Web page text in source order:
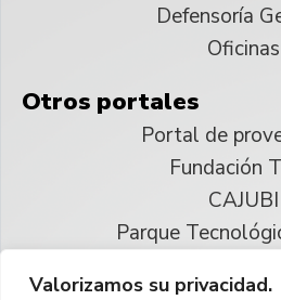
Valorizamos su privacidad.
Defensoría
Oficinas
Otros portales
Portal de
Fundación
CAJUBI
Parque